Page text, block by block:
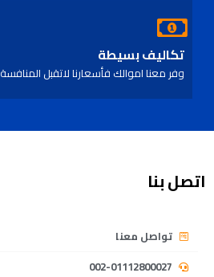
تكاليف بسيطة
وفر معنا اموالك فأسعارنا لاتقبل المنافسة
اتصل بنا
تواصل معنا
002-01112800027